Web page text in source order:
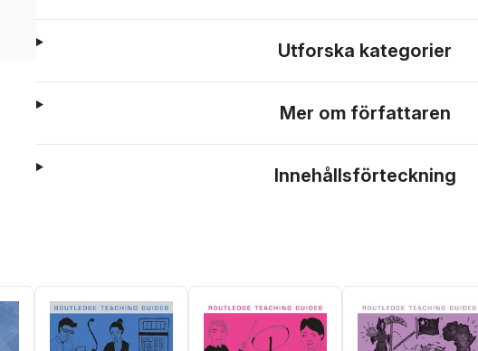
Utforska kategorier
Mer om författaren
Innehållsförteckning